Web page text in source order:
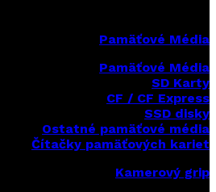
Pamäťové Média
Pamäťové Média
SD Karty
CF / CF Express
SSD disky
Ostatné pamäťové média
Čítačky pamäťových kariet
Kamerový grip